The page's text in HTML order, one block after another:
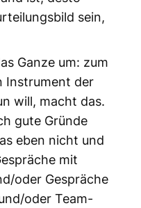
sein,
Ganze um: zum
Instrument der
will, macht das.
gute Gründe
eben nicht und
mit
oder Gespräche
oder Team-